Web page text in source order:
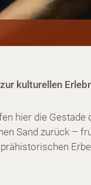
kulturellen
hier die Gestade
Sand zurück –